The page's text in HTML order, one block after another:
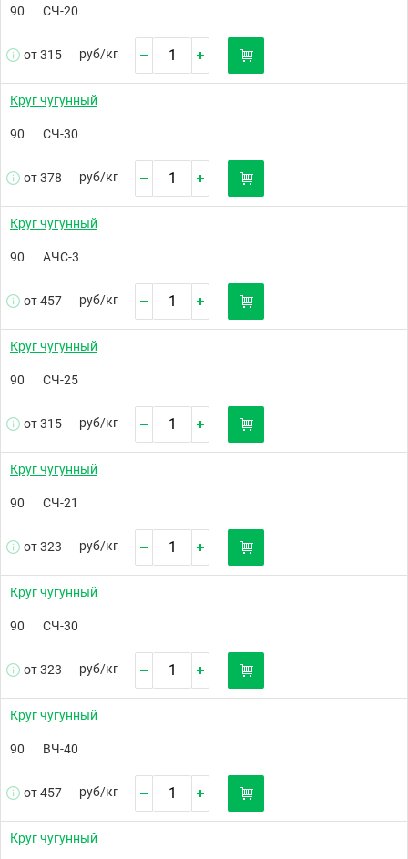
90 СЧ-20
от 315 руб/кг
Круг чугунный
90 СЧ-30
от 378 руб/кг
Круг чугунный
90 АЧС-3
от 457 руб/кг
Круг чугунный
90 СЧ-25
от 315 руб/кг
Круг чугунный
90 СЧ-21
от 323 руб/кг
Круг чугунный
90 СЧ-30
от 323 руб/кг
Круг чугунный
90 ВЧ-40
от 457 руб/кг
Круг чугунный